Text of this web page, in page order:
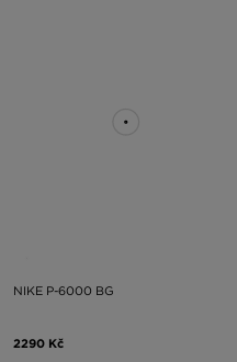
NIKE P-6000 BG
2290 Kč